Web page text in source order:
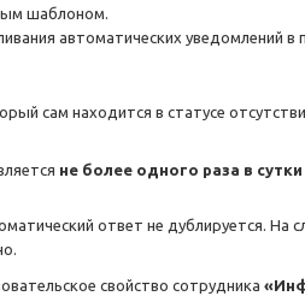
шаблоном.
автоматических уведомлений в
сам находится в статусе
не более одного раза в
ответ не дублируется. На
свойство сотрудника